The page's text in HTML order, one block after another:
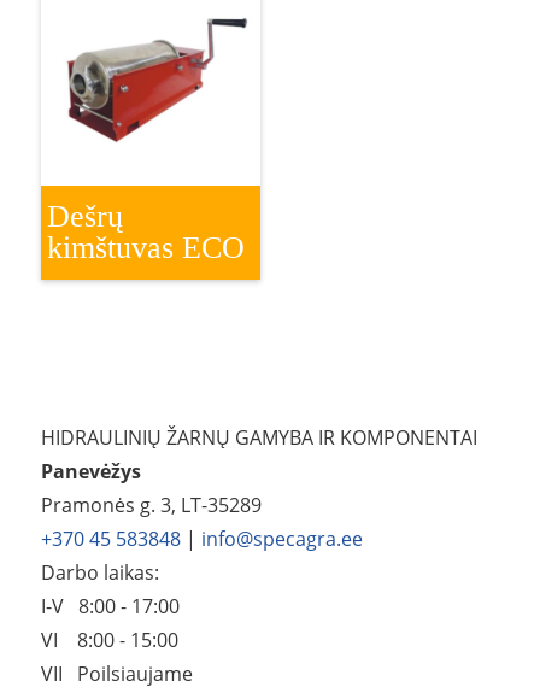
Dešrų
kimštuvas ECO
HIDRAULINIŲ ŽARNŲ GAMYBA IR KOMPONENTAI
Panevėžys
Pramonės g. 3, LT-35289
+370 45 583848 | info@specagra.ee
Darbo laikas:
I-V 8:00 - 17:00
VI 8:00 - 15:00
VII Poilsiaujame